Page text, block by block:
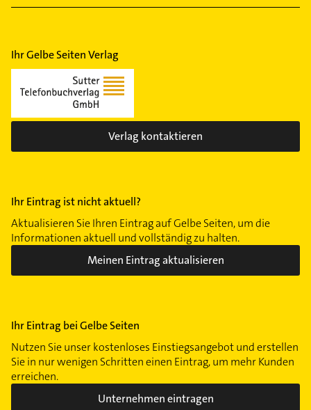
Ihr Gelbe Seiten Verlag
Verlag kontaktieren
Ihr Eintrag ist nicht aktuell?
Aktualisieren Sie Ihren Eintrag auf Gelbe Seiten, um die
Informationen aktuell und vollständig zu halten.
Meinen Eintrag aktualisieren
Ihr Eintrag bei Gelbe Seiten
Nutzen Sie unser kostenloses Einstiegsangebot und erstellen
Sie in nur wenigen Schritten einen Eintrag, um mehr Kunden
erreichen.
Unternehmen eintragen